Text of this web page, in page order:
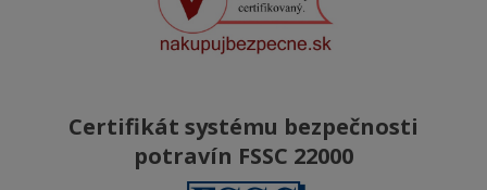
Certifikát systému bezpečnosti
potravín FSSC 22000